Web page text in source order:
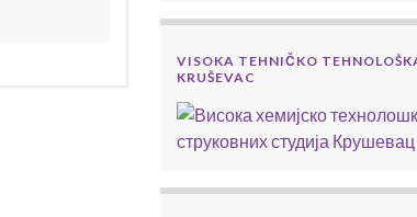
VISOKA TEHNIČKO
KRUŠEVAC